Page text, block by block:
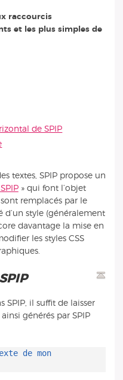
raccourcis
et les plus simples de
de SPIP
textes, SPIP propose un
» qui font l’objet
remplacés par le
d’un style (généralement
davantage la mise en
les styles CSS
SPIP, il suffit de laisser
générés par SPIP
de mon